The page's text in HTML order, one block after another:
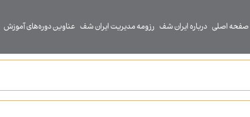
صفحه اصلی درباره ایران شف رزومه مدیریت ایران شف عناوین دوره‌های آموزش